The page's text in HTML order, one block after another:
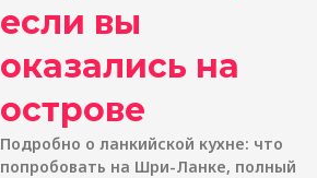
если вы
оказались на
острове
Подробно о ланкийской кухне: что
попробовать на Шри-Ланке, полный